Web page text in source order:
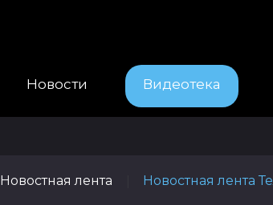
Новости Видеотека
Новостная лента Новостная лента